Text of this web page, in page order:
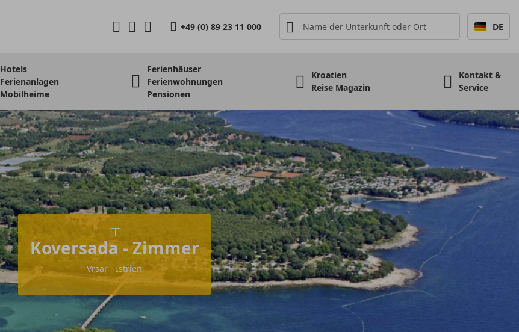
+49 (0) 89 23 11 000 DE
Hotels
Ferienanlagen
Mobilheime
Ferienhäuser
Ferienwohnungen
Pensionen
Kroatien
Reise Magazin
Kontakt &
Service
Koversada - Zimmer
Vrsar - Istrien